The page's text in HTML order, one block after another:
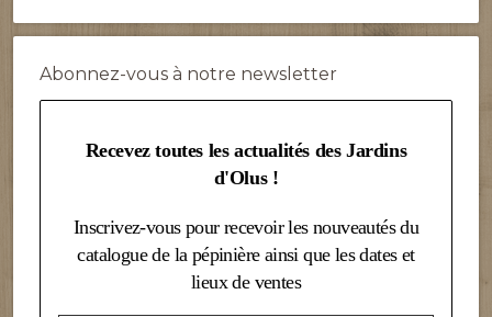
Abonnez-vous à notre newsletter
Recevez toutes les actualités des Jardins
d'Olus !
Inscrivez-vous pour recevoir les nouveautés du
catalogue de la pépinière ainsi que les dates et
lieux de ventes